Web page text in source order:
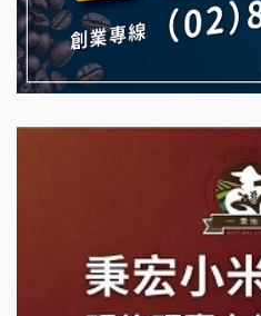
日十。早午食加盟說明會
拾鑶火鍋加盟說明會
藍象廷泰式火鍋加盟說明會
莫尼早餐Morni加盟說明會
手作功夫茶加盟說明會